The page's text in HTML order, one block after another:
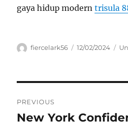
gaya hidup moderntrisula
Author
fiercelark56
Posted
12/02/2024
pos
PREVIOUS
Previous
New York